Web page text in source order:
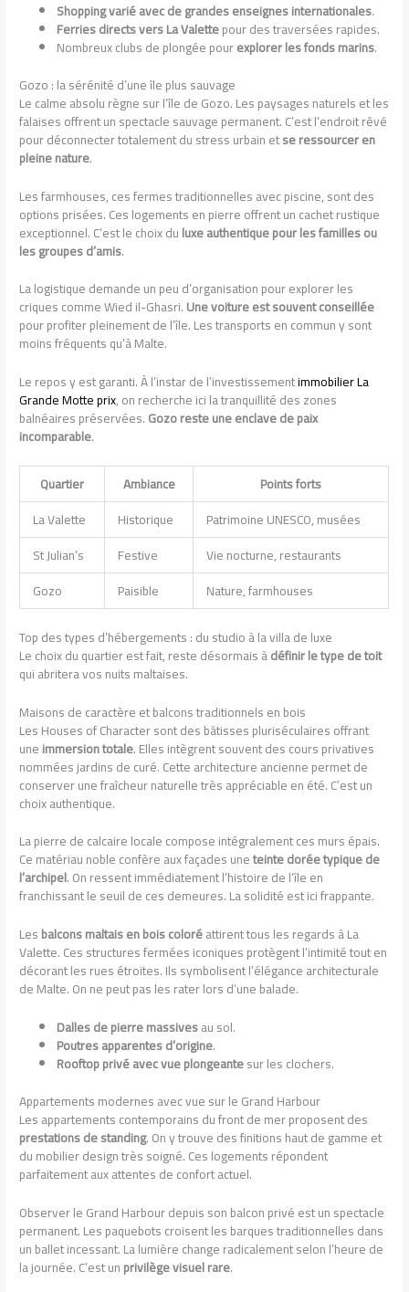
Shopping varié avec de grandes enseignes internationales.
Ferries directs vers La Valettepour des traversées rapides.
Nombreux clubs de plongée pourexplorer les fonds marins.
Gozo : la sérénité d’une île plus sauvage
Le calme absolu règne sur l’île de Gozo. Les paysages naturels et les
falaises offrent un spectacle sauvage permanent. C’est l’endroit rêvé
pour déconnecter totalement du stress urbain etse ressourcer en
pleine nature.
Les farmhouses, ces fermes traditionnelles avec piscine, sont des
options prisées. Ces logements en pierre offrent un cachet rustique
exceptionnel. C’est le choix duluxe authentique pour les familles ou
les groupes d’amis.
La logistique demande un peu d’organisation pour explorer les
criques comme Wied il-Ghasri.Une voiture est souvent conseillée
pour profiter pleinement de l’île. Les transports en commun y sont
moins fréquents qu’à Malte.
Le repos y est garanti. À l’instar de l’investissementimmobilier La
Grande Motte prix, on recherche ici la tranquillité des zones
balnéaires préservées.Gozo reste une enclave de paix
incomparable.
Quartier
Ambiance
Points forts
La Valette
Historique
Patrimoine UNESCO, musées
St Julian’s
Festive
Vie nocturne, restaurants
Gozo
Paisible
Nature, farmhouses
Top des types d’hébergements : du studio à la villa de luxe
Le choix du quartier est fait, reste désormais àdéfinir le type de toit
qui abritera vos nuits maltaises.
Maisons de caractère et balcons traditionnels en bois
Les Houses of Character sont des bâtisses pluriséculaires offrant
uneimmersion totale. Elles intègrent souvent des cours privatives
nommées jardins de curé. Cette architecture ancienne permet de
conserver une fraîcheur naturelle très appréciable en été. C’est un
choix authentique.
La pierre de calcaire locale compose intégralement ces murs épais.
Ce matériau noble confère aux façades uneteinte dorée typique de
l’archipel. On ressent immédiatement l’histoire de l’île en
franchissant le seuil de ces demeures. La solidité est ici frappante.
Lesbalcons maltais en bois coloréattirent tous les regards à La
Valette. Ces structures fermées iconiques protègent l’intimité tout en
décorant les rues étroites. Ils symbolisent l’élégance architecturale
de Malte. On ne peut pas les rater lors d’une balade.
Dalles de pierre massivesau sol.
Poutres apparentes d’origine.
Rooftop privé avec vue plongeantesur les clochers.
Appartements modernes avec vue sur le Grand Harbour
Les appartements contemporains du front de mer proposent des
prestations de standing. On y trouve des finitions haut de gamme et
du mobilier design très soigné. Ces logements répondent
parfaitement aux attentes de confort actuel.
Observer le Grand Harbour depuis son balcon privé est un spectacle
permanent. Les paquebots croisent les barques traditionnelles dans
un ballet incessant. La lumière change radicalement selon l’heure de
la journée. C’est unprivilège visuel rare.